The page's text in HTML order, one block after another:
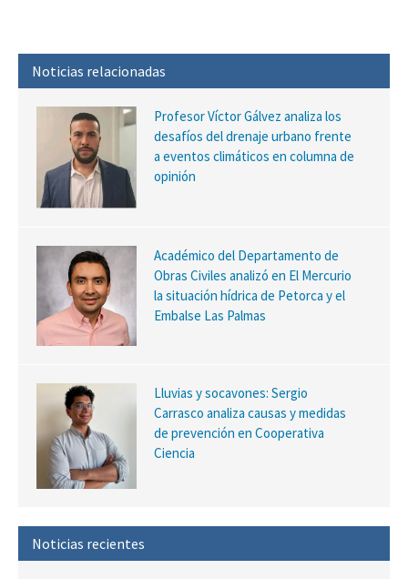
Noticias relacionadas
Profesor Víctor Gálvez analiza los
desafíos del drenaje urbano frente
a eventos climáticos en columna de
opinión
Académico del Departamento de
Obras Civiles analizó en El Mercurio
la situación hídrica de Petorca y el
Embalse Las Palmas
Lluvias y socavones: Sergio
Carrasco analiza causas y medidas
de prevención en Cooperativa
Ciencia
Noticias recientes